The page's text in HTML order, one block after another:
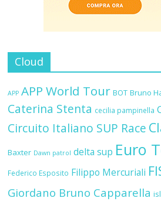
Cloud
APP APP World Tour BOT Bruno
Caterina Stenta cecilia pampinella
Circuito Italiano SUP Race
Baxter Dawn patrol delta sup Euro
Federico Esposito Filippo Mercuriali
Giordano Bruno Capparella isl